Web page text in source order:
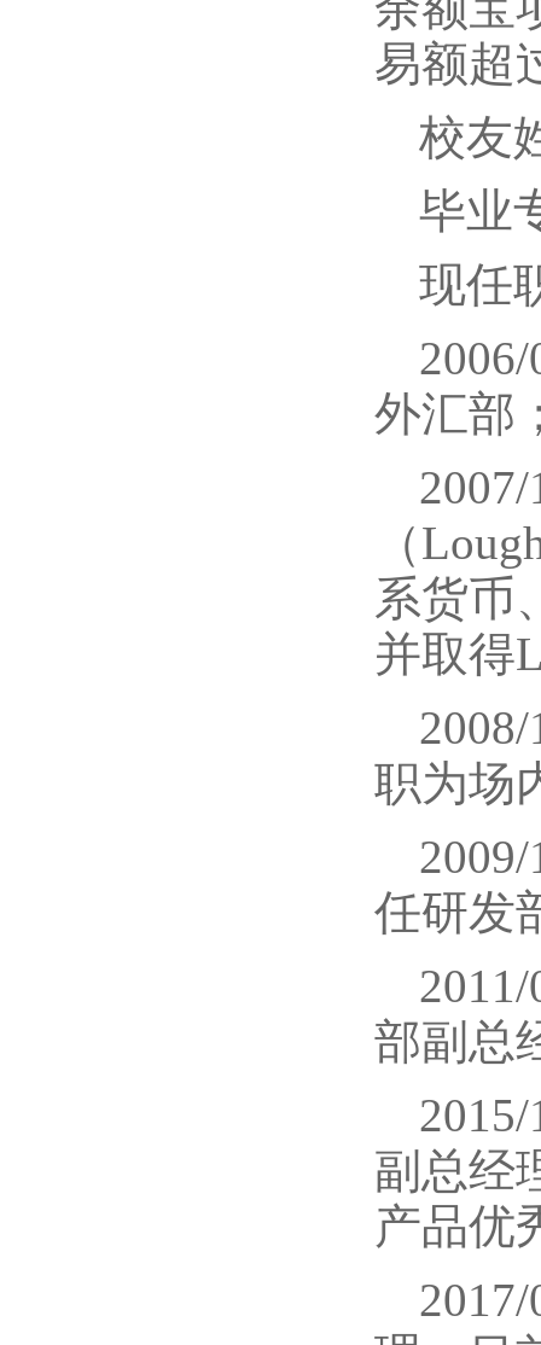
易额超
校友
毕业
现任
外汇部
（
系货币
并取得
职为场
任研发
部副总
副总经
产品优